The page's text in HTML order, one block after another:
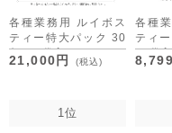
各種業務用 ルイボス
ティー特大パック 30
包×20袋入
21,000円 (税込)
各種
ティ
×8袋入
1位